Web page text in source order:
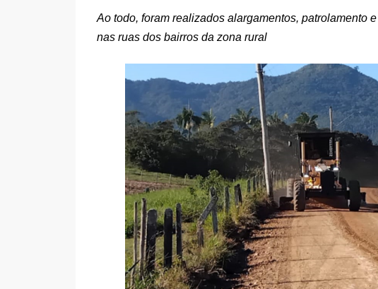
Ao todo, foram realizados alargamentos, patrolamento
nas ruas dos bairros da zona rural